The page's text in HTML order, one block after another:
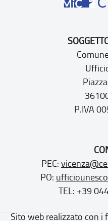
P.IVA
PEC:
PO:
TEL: +39
Sito web realizzato con i